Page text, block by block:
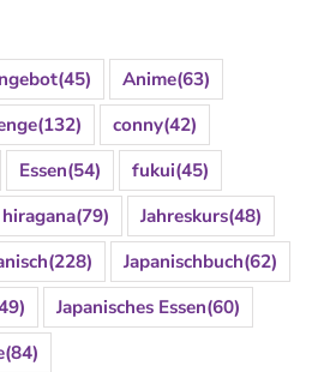
(45) Anime(63)
(132) conny(42)
Essen(54) fukui(45)
hiragana(79) Jahreskurs(48)
(228) Japanischbuch(62)
Japanisches Essen(60)
(84)